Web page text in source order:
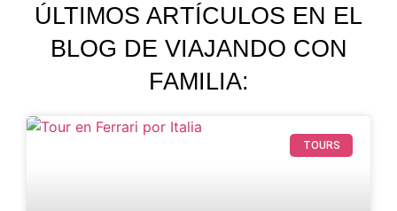
ÚLTIMOS ARTÍCULOS EN EL
BLOG DE VIAJANDO CON
FAMILIA:
TOURS